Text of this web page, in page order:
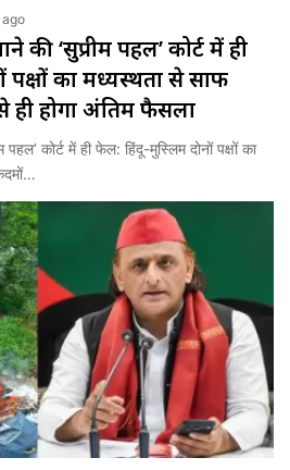
की ‘सुप्रीम पहल’ कोर्ट में ही
पक्षों का मध्यस्थता से साफ
होगा अंतिम फैसला
पहल’ कोर्ट में ही फेल: हिंदू-मुस्लिम दोनों पक्षों का